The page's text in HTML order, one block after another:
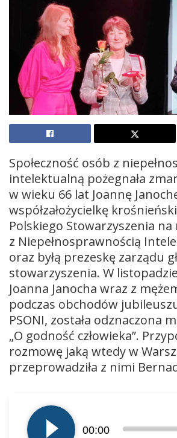
Społeczność osób z
intelektualną pożegnała
w wieku 66 lat Joannę
współzałożycielkę
Polskiego Stowarzyszenia na
z Niepełnosprawnością
oraz byłą prezeskę zarządu
stowarzyszenia. W
Joanna Janocha wraz z
podczas obchodów
PSONI, została odznaczona
„O godność człowieka”.
rozmowę jaką wtedy w
przeprowadziła z nimi
plików
dźwiękowych
00:00